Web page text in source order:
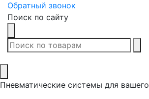
Обратный звонок
Поиск по сайту
Пневматические системы для